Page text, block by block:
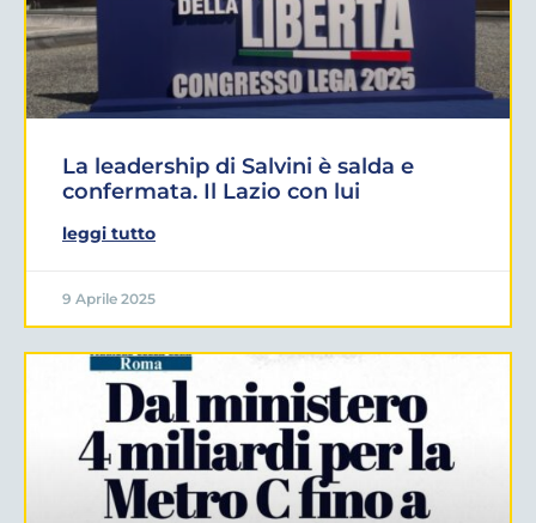
La leadership di Salvini è salda e
confermata. Il Lazio con lui
leggi tutto
9 Aprile 2025